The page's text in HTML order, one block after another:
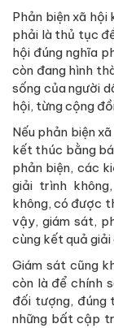
Phản biện xã hội
phải là thủ tục
hội đúng nghĩa
còn đang hình
sống của người
hội, từng cộng
Nếu phản biện
kết thúc bằng
phản biện, các
giải trình
không, có được
vậy, giám sát,
cùng kết quả giải
Giám sát cũng
còn là để chính
đối tượng, đúng
những bất cập